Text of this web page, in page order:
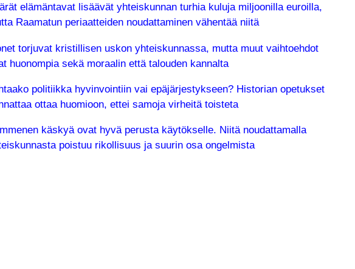
elämäntavat lisäävät yhteiskunnan turhia kuluja miljoonilla euroilla,
Raamatun periaatteiden noudattaminen vähentää niitä
torjuvat kristillisen uskon yhteiskunnassa, mutta muut vaihtoehdot
huonompia sekä moraalin että talouden kannalta
politiikka hyvinvointiin vai epäjärjestykseen? Historian opetukset
ottaa huomioon, ettei samoja virheitä toisteta
käskyä ovat hyvä perusta käytökselle. Niitä noudattamalla
poistuu rikollisuus ja suurin osa ongelmista